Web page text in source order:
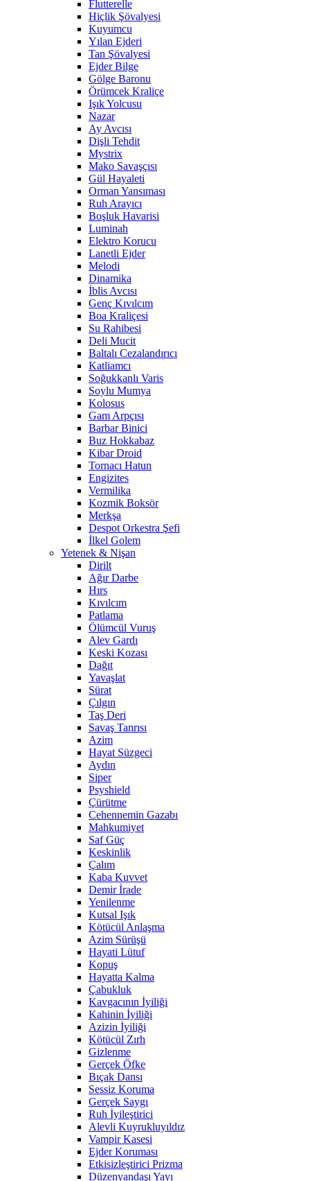
Flutterelle
Hiçlik Şövalyesi
Kuyumcu
Yılan Ejderi
Tan Şövalyesi
Ejder Bilge
Gölge Baronu
Örümcek Kraliçe
Işık Yolcusu
Nazar
Ay Avcısı
Dişli Tehdit
Mystrix
Mako Savaşçısı
Gül Hayaleti
Orman Yansıması
Ruh Arayıcı
Boşluk Havarisi
Luminah
Elektro Korucu
Lanetli Ejder
Melodi
Dinamika
İblis Avcısı
Genç Kıvılcım
Boa Kraliçesi
Su Rahibesi
Deli Mucit
Baltalı Cezalandırıcı
Katliamcı
Soğukkanlı Varis
Soylu Mumya
Kolosus
Gam Arpçısı
Barbar Binici
Buz Hokkabaz
Kibar Droid
Tornacı Hatun
Engizites
Vermilika
Kozmik Boksör
Merkşa
Despot Orkestra Şefi
İlkel Golem
Yetenek & Nişan
Dirilt
Ağır Darbe
Hırs
Kıvılcım
Patlama
Ölümcül Vuruş
Alev Gardı
Keski Kozası
Dağıt
Yavaşlat
Sürat
Çılgın
Taş Deri
Savaş Tanrısı
Azim
Hayat Süzgeci
Aydın
Siper
Psyshield
Çürütme
Cehennemin Gazabı
Mahkumiyet
Saf Güç
Keskinlik
Çalım
Kaba Kuvvet
Demir İrade
Yenilenme
Kutsal Işık
Kötücül Anlaşma
Azim Sürüşü
Hayati Lütuf
Kopuş
Hayatta Kalma
Çabukluk
Kavgacının İyiliği
Kahinin İyiliği
Azizin İyiliği
Kötücül Zırh
Gizlenme
Gerçek Öfke
Bıçak Dansı
Sessiz Koruma
Gerçek Saygı
Ruh İyileştirici
Alevli Kuyrukluyıldız
Vampir Kasesi
Ejder Koruması
Etkisizleştirici Prizma
Düzenyandaşı Yayı